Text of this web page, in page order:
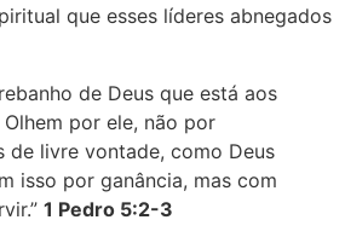
que esses líderes abnegados
de Deus que está aos
por ele, não por
de livre vontade, como Deus
isso por ganância, mas com
1 Pedro 5:2-3